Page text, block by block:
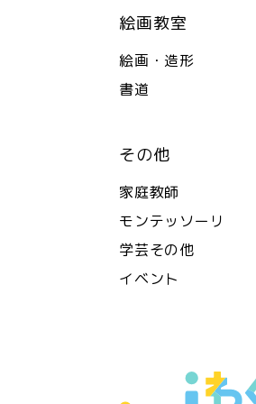
絵画教室
絵画・造形
書道
その他
家庭教師
モンテッソーリ
学芸その他
イベント